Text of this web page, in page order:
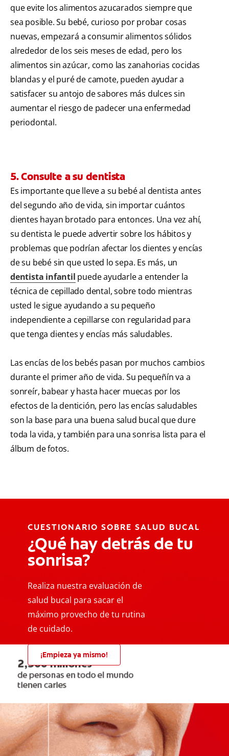
que evite los alimentos azucarados siempre que
sea posible. Su bebé, curioso por probar cosas
nuevas, empezará a consumir alimentos sólidos
alrededor de los seis meses de edad, pero los
alimentos sin azúcar, como las zanahorias cocidas
blandas y el puré de camote, pueden ayudar a
satisfacer su antojo de sabores más dulces sin
aumentar el riesgo de padecer una enfermedad
periodontal.
5. Consulte a su dentista
Es importante que lleve a su bebé al dentista antes
del segundo año de vida, sin importar cuántos
dientes hayan brotado para entonces. Una vez ahí,
su dentista le puede advertir sobre los hábitos y
problemas que podrían afectar los dientes y encías
de su bebé sin que usted lo sepa. Es más, un
dentista infantil puede ayudarle a entender la
técnica de cepillado dental, sobre todo mientras
usted le sigue ayudando a su pequeño
independiente a cepillarse con regularidad para
que tenga dientes y encías más saludables.
Las encías de los bebés pasan por muchos cambios
durante el primer año de vida. Su pequeñín va a
sonreír, babear y hasta hacer muecas por los
efectos de la dentición, pero las encías saludables
son la base para una buena salud bucal que dure
toda la vida, y también para una sonrisa lista para el
álbum de fotos.
CUESTIONARIO SOBRE SALUD BUCAL
¿Qué hay detrás de tu
sonrisa?
Realiza nuestra evaluación de
salud bucal para sacar el
máximo provecho de tu rutina
de cuidado.
¡Empieza ya mismo!